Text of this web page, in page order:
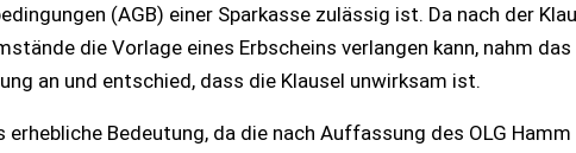
(AGB) einer Sparkasse zulässig ist. Da nach der
die Vorlage eines Erbscheins verlangen kann, nahm das
an und entschied, dass die Klausel unwirksam ist.
Bedeutung, da die nach Auffassung des OLG Hamm